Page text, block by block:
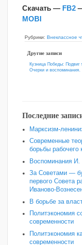
Скачать — FB2
MOBI
Рубрики: Внеклассное
Другие записи
Кузница Победы: Подвиг
Очерки и воспоминания.
Последние
Марксизм-
Современные
борьбы рабочего
Воспоминания И.
За Советами —
первого Совета
В борьбе за
Политэкономия
современности
Политэкономия
современности